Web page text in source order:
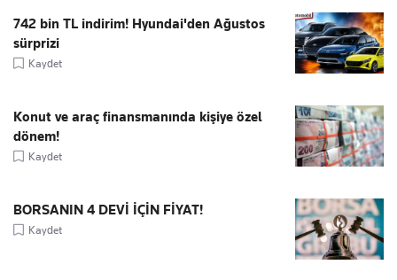
742 bin TL indirim! Hyundai'den Ağustos
sürprizi
Kaydet
Konut ve araç finansmanında kişiye özel
dönem!
Kaydet
BORSANIN 4 DEVİ İÇİN FİYAT!
Kaydet